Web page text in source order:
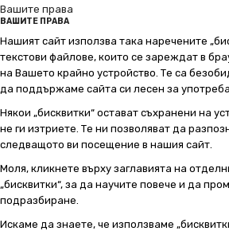
Вашите права
ВАШИТЕ ПРАВА
Нашият сайт използва така наречените
текстови файлове, които се зареждат в
на Вашето крайно устройство. Те са
да поддържаме сайта си лесен за употреба.
Някои „бисквитки“ остават съхранени на
не ги изтриете. Те ни позволяват да
следващото ви посещение в нашия сайт.
Моля, кликнете върху заглавията на
„бисквитки“, за да научите повече и да
подразбиране.
Искаме да знаете, че използваме